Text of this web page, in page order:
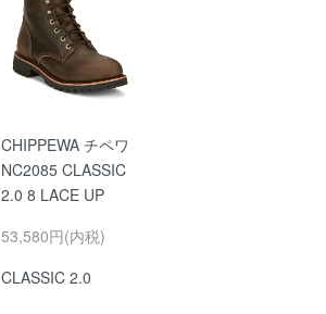
CHIPPEWA チペワ
NC2085 CLASSIC
2.0 8 LACE UP
53,580円(内税)
CLASSIC 2.0